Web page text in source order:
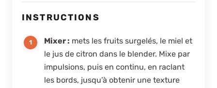
INSTRUCTIONS
Mixer : mets les fruits surgelés, le miel et
le jus de citron dans le blender. Mixe par
impulsions, puis en continu, en raclant
les bords, jusqu’à obtenir une texture